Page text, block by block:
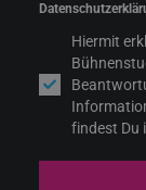
Hiermit
findest Du